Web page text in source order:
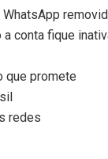
conta fique
que promete
redes